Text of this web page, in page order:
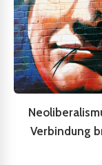
Verbindung